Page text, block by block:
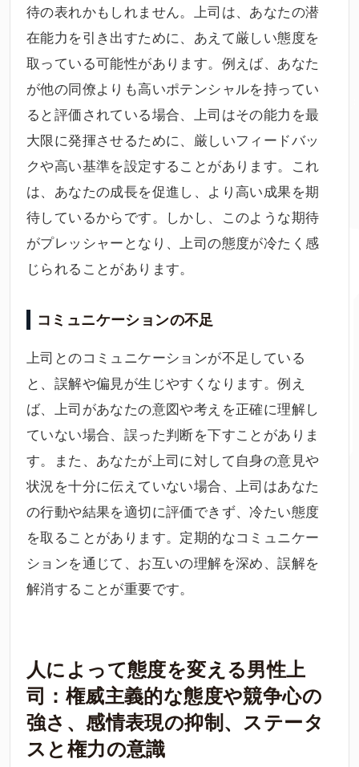
待の表れかもしれません。上司は、あなたの潜
在能力を引き出すために、あえて厳しい態度を
取っている可能性があります。例えば、あなた
が他の同僚よりも高いポテンシャルを持ってい
ると評価されている場合、上司はその能力を最
大限に発揮させるために、厳しいフィードバッ
クや高い基準を設定することがあります。これ
は、あなたの成長を促進し、より高い成果を期
待しているからです。しかし、このような期待
がプレッシャーとなり、上司の態度が冷たく感
じられることがあります。
コミュニケーションの不足
上司とのコミュニケーションが不足している
と、誤解や偏見が生じやすくなります。例え
ば、上司があなたの意図や考えを正確に理解し
ていない場合、誤った判断を下すことがありま
す。また、あなたが上司に対して自身の意見や
状況を十分に伝えていない場合、上司はあなた
の行動や結果を適切に評価できず、冷たい態度
を取ることがあります。定期的なコミュニケー
ションを通じて、お互いの理解を深め、誤解を
解消することが重要です。
人によって態度を変える男性上
司：権威主義的な態度や競争心の
強さ、感情表現の抑制、ステータ
スと権力の意識